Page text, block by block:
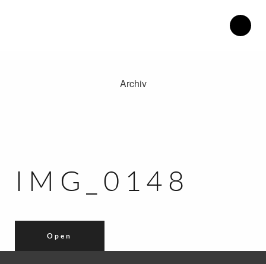
Therapiezentrum Herdweg.
Kontakt.
Archiv
IMG_0148
Open